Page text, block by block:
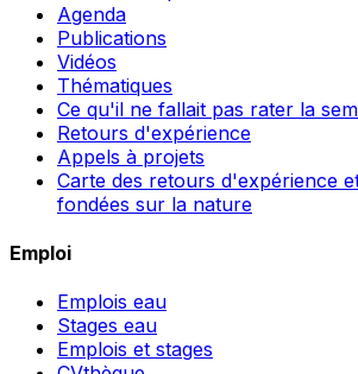
Agenda
Publications
Vidéos
Thématiques
Ce qu'il ne fallait pas rater la
Retours d'expérience
Appels à projets
Carte des retours d'expérience
fondées sur la nature
Emploi
Emplois eau
Stages eau
Emplois et stages